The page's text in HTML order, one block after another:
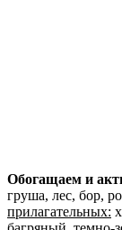
Обогащаем и
груша, лес, бор,
прилагательных: